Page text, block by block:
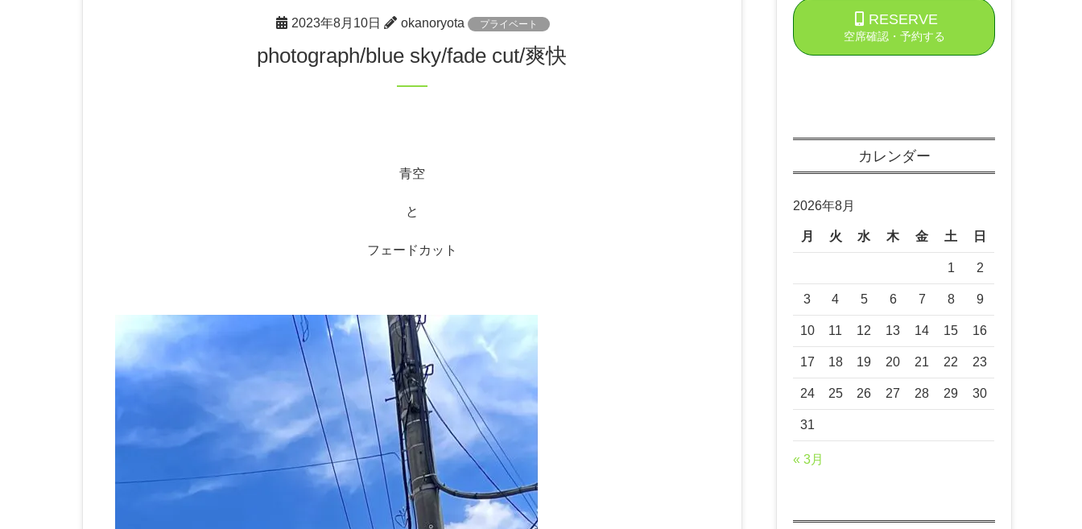
2023年8月10日 okanoryota プライベート
photograph/blue sky/fade cut/爽快
青空
と
フェードカット
RESERVE
空席確認・予約する
カレンダー
2026年8月
月 火 水 木 金 土 日
1 2
3 4 5 6 7 8 9
10 11 12 13 14 15 16
17 18 19 20 21 22 23
24 25 26 27 28 29 30
31
« 3月